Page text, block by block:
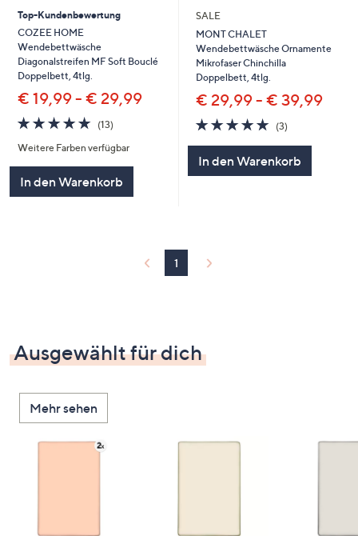
Top-Kundenbewertung
COZEE HOME
Wendebettwäsche
Diagonalstreifen MF Soft Bouclé
Doppelbett, 4tlg.
€ 19,99 - € 29,99
4.8
von
5
(13)13
Weitere Farben verfügbar
In den Warenkorb
SALE
MONT CHALET
Wendebettwäsche Ornamente
Mikrofaser Chinchilla
Doppelbett, 4tlg.
€ 29,99 - € 39,99
5.0
von
(3)3
In den Warenkorb
1
Ausgewählt für dich
Mehr sehen